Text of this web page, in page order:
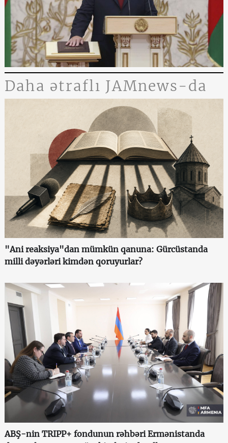
Daha ətraflı JAMnews-da
"Ani reaksiya"dan mümkün qanuna: Gürcüstanda
milli dəyərləri kimdən qoruyurlar?
ABŞ-nin TRIPP+ fondunun rəhbəri Ermənistanda